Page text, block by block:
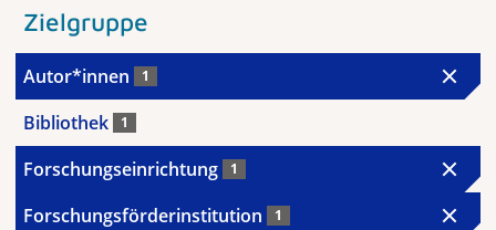
Zielgruppe
Autor*innen 1
Bibliothek 1
Forschungseinrichtung 1
Forschungsförderinstitution 1